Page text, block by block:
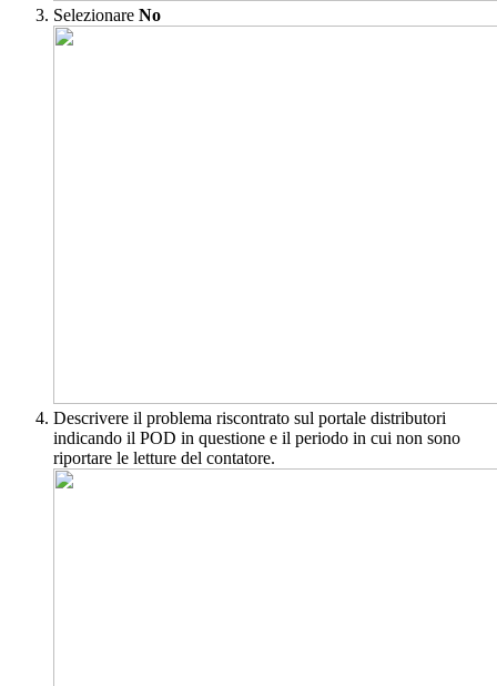
Selezionare No
Descrivere il problema riscontrato sul portale distributori
indicando il POD in questione e il periodo in cui non sono
riportare le letture del contatore.